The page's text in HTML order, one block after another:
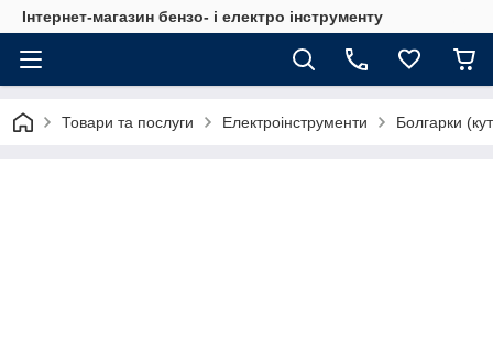
Інтернет-магазин бензо- і електро інструменту
Товари та послуги Електроінструменти Болгарки